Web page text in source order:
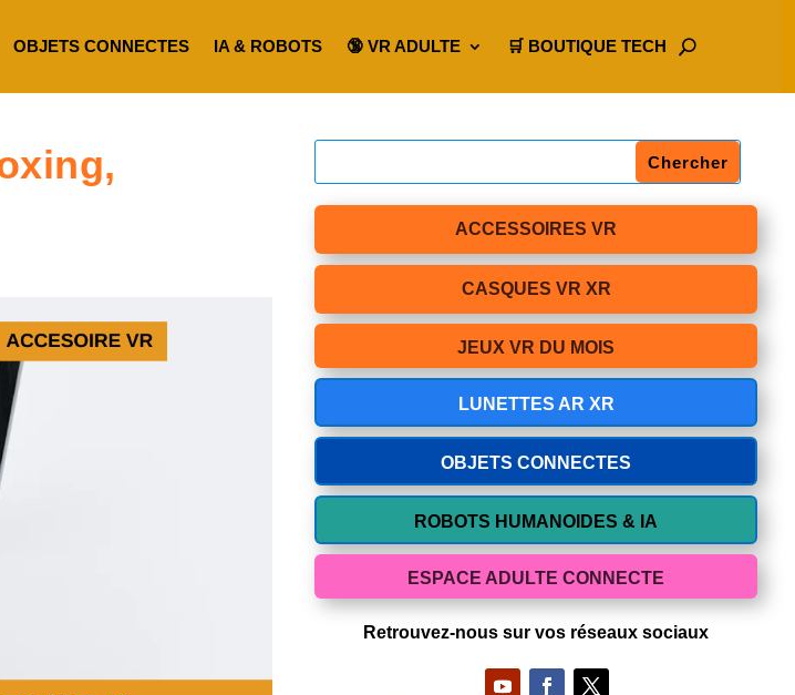
OBJETS CONNECTES IA & ROBOTS 🔞 VR ADULTE 🛒 BOUTIQUE TECH
ACCESSOIRES VR
CASQUES VR XR
JEUX VR DU MOIS
LUNETTES AR XR
OBJETS CONNECTES
ROBOTS HUMANOIDES & IA
ESPACE ADULTE CONNECTE
Retrouvez-nous sur vos réseaux sociaux